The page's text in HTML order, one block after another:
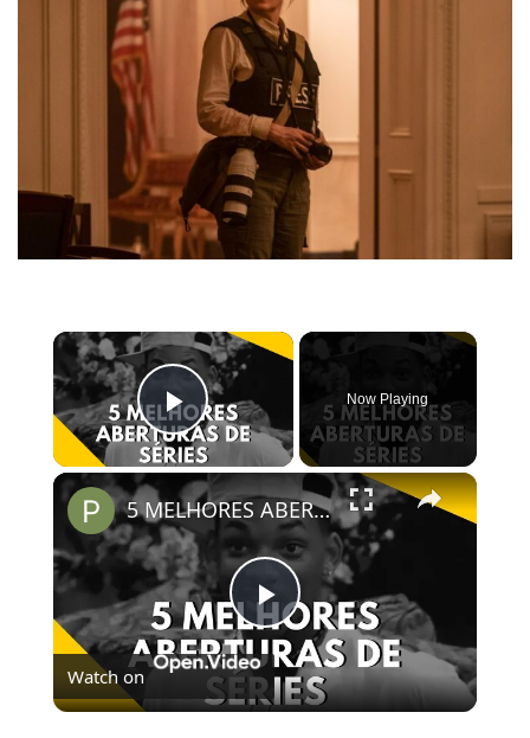
×
Play Video
Now Playing
×
Play
Video
5 MELHORES ABERTURAS DE SÉRIES | Pipocas Tv #13
Watch on